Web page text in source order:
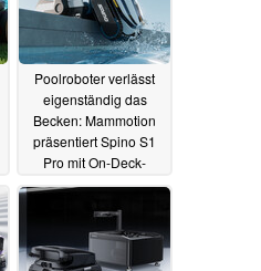
Poolroboter verlässt
eigenständig das
Becken: Mammotion
präsentiert Spino S1
Pro mit On-Deck-
Selbstdocking06.01.2026